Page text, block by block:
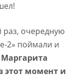
раз, очередную
2» поймали и
этот момент и